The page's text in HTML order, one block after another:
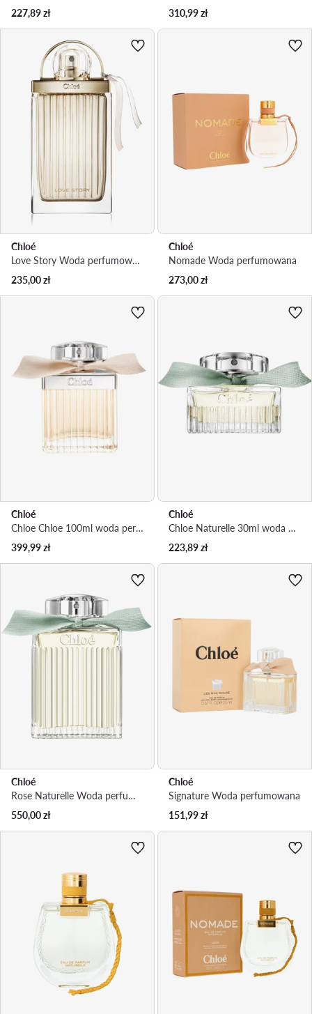
227,89zł
310,99zł
Chloé
Love Story Woda perfumowana
235,00zł
Chloé
Nomade Woda perfumowana
273,00zł
Chloé
Chloe Chloe 100ml woda perfumowana Woda perfumowana
399,99zł
Chloé
Chloe Naturelle 30ml woda perfumowana Woda perfumowana
223,89zł
Chloé
Rose Naturelle Woda perfumowana
550,00zł
Chloé
Signature Woda perfumowana
151,99zł